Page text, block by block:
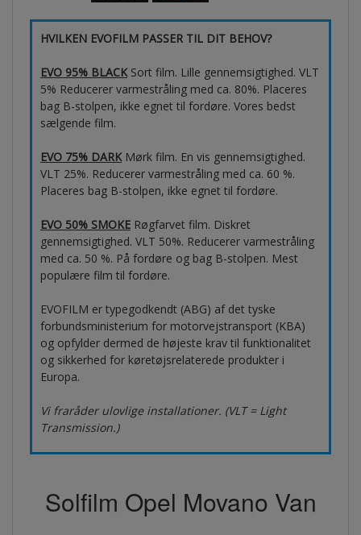
HVILKEN EVOFILM PASSER TIL DIT BEHOV?
EVO 95% BLACKSort film. Lille gennemsigtighed. VLT
5% Reducerer varmestråling med ca. 80%. Placeres
bag B-stolpen, ikke egnet til fordøre. Vores bedst
sælgende film.
EVO 75% DARKMørk film. En vis gennemsigtighed.
VLT 25%. Reducerer varmestråling med ca. 60 %.
Placeres bag B-stolpen, ikke egnet til fordøre.
EVO 50% SMOKE Røgfarvet film. Diskret
gennemsigtighed. VLT 50%. Reducerer varmestråling
med ca. 50 %. På fordøre og bag B-stolpen. Mest
populære film til fordøre.
EVOFILM er typegodkendt (ABG) af det tyske
forbundsministerium for motorvejstransport (KBA)
og opfylder dermed de højeste krav til funktionalitet
og sikkerhed for køretøjsrelaterede produkter i
Europa.
Vi fraråder ulovlige installationer. (VLT = Light
Transmission.)
Solfilm Opel Movano Van